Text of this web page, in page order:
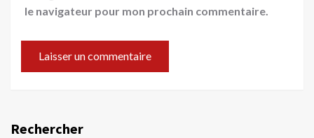
le navigateur pour mon prochain commentaire.
Rechercher